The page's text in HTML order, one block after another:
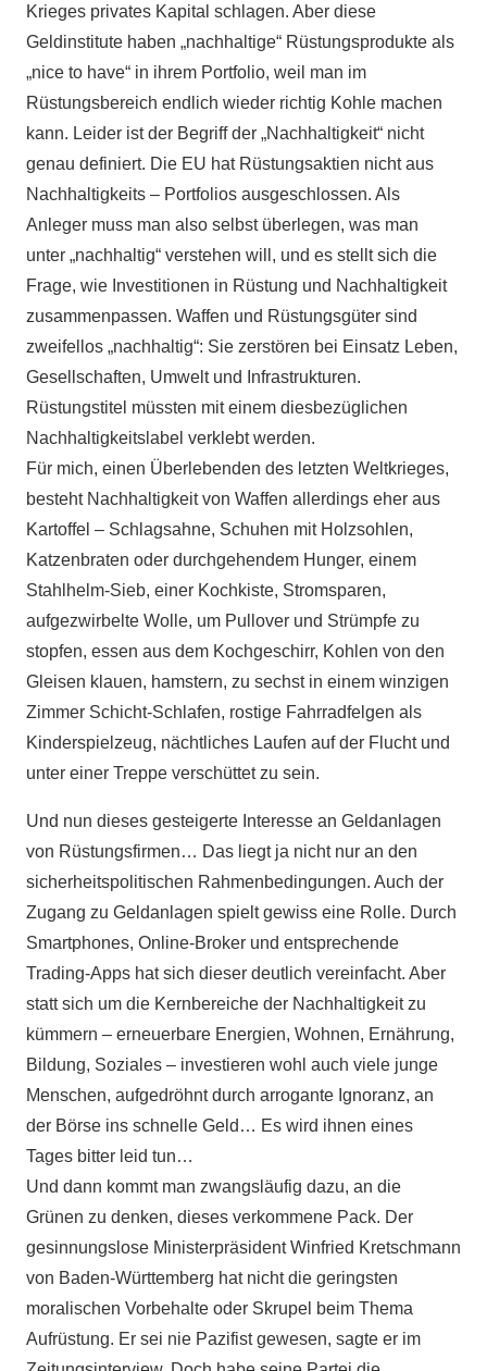
Krieges privates Kapital schlagen. Aber diese
Geldinstitute haben „nachhaltige“ Rüstungsprodukte als
„nice to have“ in ihrem Portfolio, weil man im
Rüstungsbereich endlich wieder richtig Kohle machen
kann. Leider ist der Begriff der „Nachhaltigkeit“ nicht
genau definiert. Die EU hat Rüstungsaktien nicht aus
Nachhaltigkeits – Portfolios ausgeschlossen. Als
Anleger muss man also selbst überlegen, was man
unter „nachhaltig“ verstehen will, und es stellt sich die
Frage, wie Investitionen in Rüstung und Nachhaltigkeit
zusammenpassen. Waffen und Rüstungsgüter sind
zweifellos „nachhaltig“: Sie zerstören bei Einsatz Leben,
Gesellschaften, Umwelt und Infrastrukturen.
Rüstungstitel müssten mit einem diesbezüglichen
Nachhaltigkeitslabel verklebt werden.
Für mich, einen Überlebenden des letzten Weltkrieges,
besteht Nachhaltigkeit von Waffen allerdings eher aus
Kartoffel – Schlagsahne, Schuhen mit Holzsohlen,
Katzenbraten oder durchgehendem Hunger, einem
Stahlhelm-Sieb, einer Kochkiste, Stromsparen,
aufgezwirbelte Wolle, um Pullover und Strümpfe zu
stopfen, essen aus dem Kochgeschirr, Kohlen von den
Gleisen klauen, hamstern, zu sechst in einem winzigen
Zimmer Schicht-Schlafen, rostige Fahrradfelgen als
Kinderspielzeug, nächtliches Laufen auf der Flucht und
unter einer Treppe verschüttet zu sein.
Und nun dieses gesteigerte Interesse an Geldanlagen
von Rüstungsfirmen… Das liegt ja nicht nur an den
sicherheitspolitischen Rahmenbedingungen. Auch der
Zugang zu Geldanlagen spielt gewiss eine Rolle. Durch
Smartphones, Online-Broker und entsprechende
Trading-Apps hat sich dieser deutlich vereinfacht. Aber
statt sich um die Kernbereiche der Nachhaltigkeit zu
kümmern – erneuerbare Energien, Wohnen, Ernährung,
Bildung, Soziales – investieren wohl auch viele junge
Menschen, aufgedröhnt durch arrogante Ignoranz, an
der Börse ins schnelle Geld… Es wird ihnen eines
Tages bitter leid tun…
Und dann kommt man zwangsläufig dazu, an die
Grünen zu denken, dieses verkommene Pack. Der
gesinnungslose Ministerpräsident Winfried Kretschmann
von Baden-Württemberg hat nicht die geringsten
moralischen Vorbehalte oder Skrupel beim Thema
Aufrüstung. Er sei nie Pazifist gewesen, sagte er im